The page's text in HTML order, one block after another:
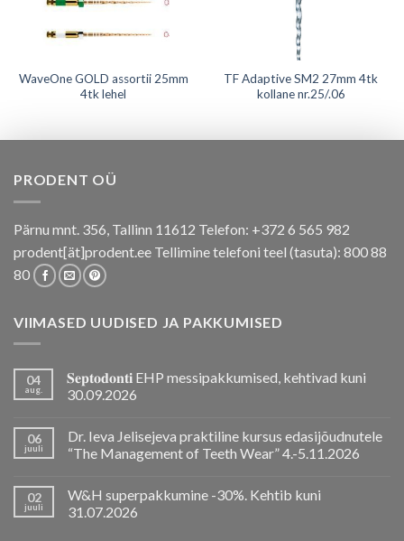
WaveOne GOLD assortii 25mm
4tk lehel
TF Adaptive SM2 27mm 4tk
kollane nr.25/.06
PRODENT OÜ
Pärnu mnt. 356, Tallinn 11612 Telefon: +372 6 565 982
prodent[ät]prodent.ee Tellimine telefoni teel (tasuta): 800 88
80
VIIMASED UUDISED JA PAKKUMISED
04
aug.
𝐒𝐞𝐩𝐭𝐨𝐝𝐨𝐧𝐭𝐢 EHP messipakkumised, kehtivad kuni
30.09.2026
06
juuli
Dr. Ieva Jelisejeva praktiline kursus edasijõudnutele
“The Management of Teeth Wear” 4.-5.11.2026
02
juuli
W&H superpakkumine -30%. Kehtib kuni
31.07.2026